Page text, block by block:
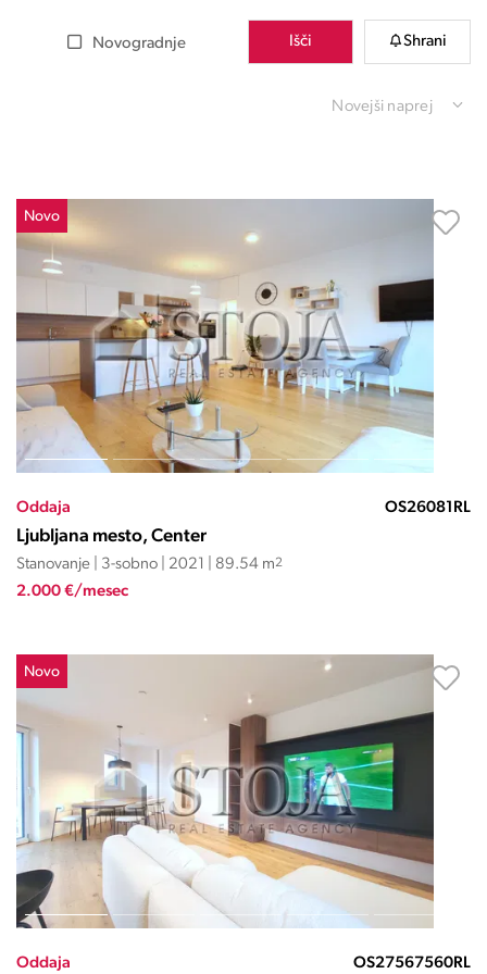
Novogradnje Išči Shrani
Novejši naprej
Novo
Oddaja OS26081RL
Ljubljana mesto, Center
Stanovanje | 3-sobno | 2021 | 89.54 m2
2.000 €/mesec
Novo
Oddaja OS27567560RL